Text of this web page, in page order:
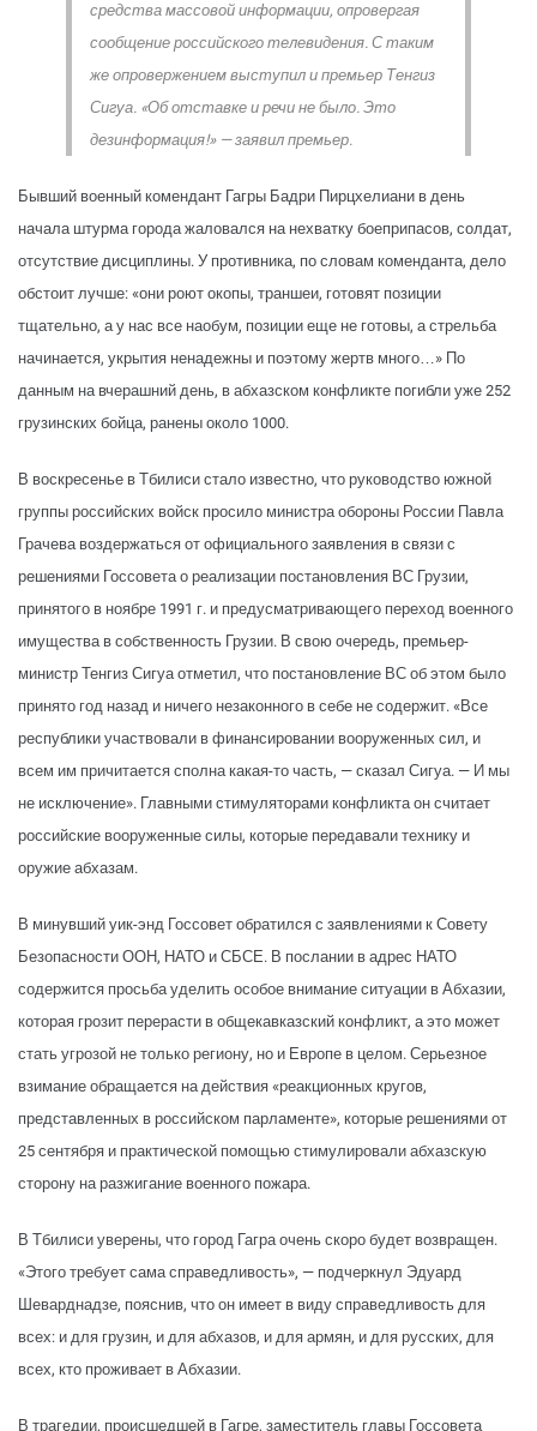
средства массовой информации, опровергая
сообщение российского телевидения. С таким
же опровержением выступил и премьер Тенгиз
Сигуа. «Об отставке и речи не было. Это
дезинформация!» — заявил премьер.
Бывший военный комендант Гагры Бадри Пирцхелиани в день
начала штурма города жаловался на нехватку боеприпасов, солдат,
отсутствие дисциплины. У противника, по словам коменданта, дело
обстоит лучше: «они роют окопы, траншеи, готовят позиции
тщательно, а у нас все наобум, позиции еще не готовы, а стрельба
начинается, укрытия ненадежны и поэтому жертв много…» По
данным на вчерашний день, в абхазском конфликте погибли уже 252
грузинских бойца, ранены около 1000.
В воскресенье в Тбилиси стало известно, что руководство южной
группы российских войск просило министра обороны России Павла
Грачева воздержаться от официального заявления в связи с
решениями Госсовета о реализации постановления ВС Грузии,
принятого в ноябре 1991 г. и предусматривающего переход военного
имущества в собственность Грузии. В свою очередь, премьер-
министр Тенгиз Сигуа отметил, что постановление ВС об этом было
принято год назад и ничего незаконного в себе не содержит. «Все
республики участвовали в финансировании вооруженных сил, и
всем им причитается сполна какая-то часть, — сказал Сигуа. — И мы
не исключение». Главными стимуляторами конфликта он считает
российские вооруженные силы, которые передавали технику и
оружие абхазам.
В минувший уик-энд Госсовет обратился с заявлениями к Совету
Безопасности ООН, НАТО и СБСЕ. В послании в адрес НАТО
содержится просьба уделить особое внимание ситуации в Абхазии,
которая грозит перерасти в общекавказский конфликт, а это может
стать угрозой не только региону, но и Европе в целом. Серьезное
взимание обращается на действия «реакционных кругов,
представленных в российском парламенте», которые решениями от
25 сентября и практической помощью стимулировали абхазскую
сторону на разжигание военного пожара.
В Тбилиси уверены, что город Гагра очень скоро будет возвращен.
«Этого требует сама справедливость», — подчеркнул Эдуард
Шеварднадзе, пояснив, что он имеет в виду справедливость для
всех: и для грузин, и для абхазов, и для армян, и для русских, для
всех, кто проживает в Абхазии.
В трагедии, происшедшей в Гагре, заместитель главы Госсовета